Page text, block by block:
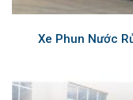
Xe Phun Nước